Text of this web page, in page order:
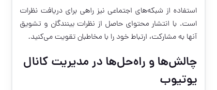
استفاده از شبکه‌های اجتماعی نیز راهی برای دریافت نظرات
است. با انتشار محتوای حاصل از نظرات بینندگان و تشویق
آنها به مشارکت، ارتباط خود را با مخاطبان تقویت می‌کنید.
چالش‌ها و راه‌حل‌ها در مدیریت کانال
یوتیوب